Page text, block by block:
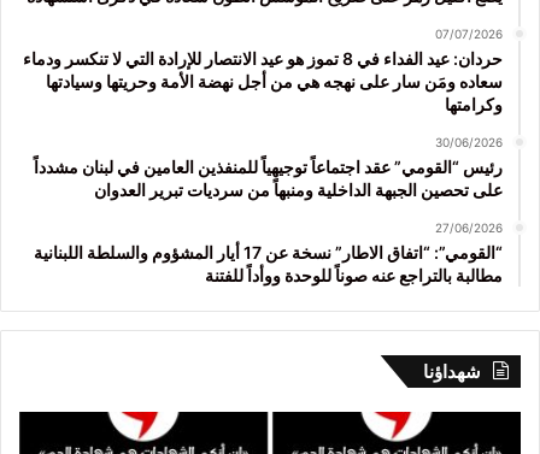
07/07/2026
حردان: عيد الفداء في 8 تموز هو عيد الانتصار للإرادة التي لا تنكسر ودماء
سعاده ومَن سار على نهجه هي من أجل نهضة الأمة وحريتها وسيادتها
وكرامتها
30/06/2026
رئيس “القومي” عقد اجتماعاً توجيهياً للمنفذين العامين في لبنان مشدداً
على تحصين الجبهة الداخلية ومنبهاً من سرديات تبرير العدوان
27/06/2026
“القومي”: “اتفاق الاطار” نسخة عن 17 أيار المشؤوم والسلطة اللبنانية
مطالبة بالتراجع عنه صوناً للوحدة ووأداً للفتنة
شهداؤنا